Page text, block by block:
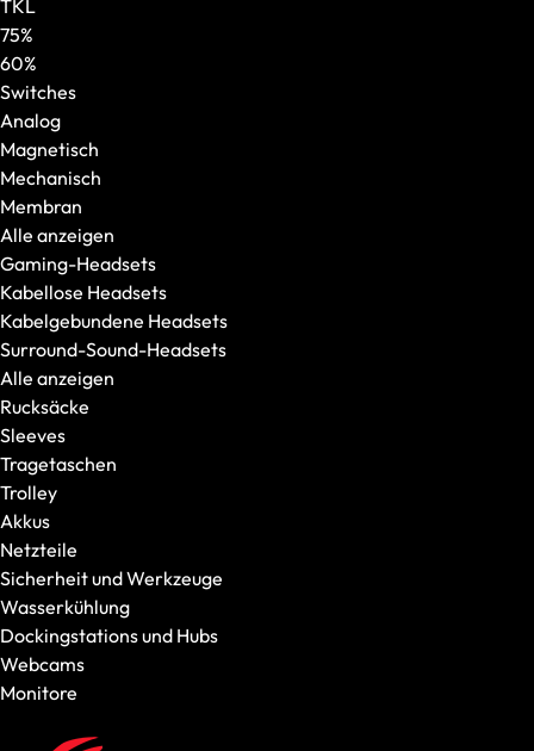
TKL
75%
60%
Switches
Analog
Magnetisch
Mechanisch
Membran
Alle anzeigen
Gaming-Headsets
Kabellose Headsets
Kabelgebundene Headsets
Surround-Sound-Headsets
Alle anzeigen
Rucksäcke
Sleeves
Tragetaschen
Trolley
Akkus
Netzteile
Sicherheit und Werkzeuge
Wasserkühlung
Dockingstations und Hubs
Webcams
Monitore
XMG STUDIO
Editions
XMG UNIFY x iCUE
CPU
AMD
AMD Ryzen 5
AMD Ryzen 7
AMD Ryzen 9
Intel
Intel Core Ultra 5
Intel Core Ultra 7
Intel Core Ultra 9
Modellserie
Alle anzeigen
OFFICE Station
GRAPHICS Station
XR Station
IMAGE Station
VIDEO Station
CAD Station
Empfohlen für
Office & Schule
VR / XR / AR
Bild & Videobearbeitung
CAD & Rendering